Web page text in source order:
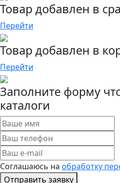
Товар добавлен в
Перейти
Товар добавлен в
Перейти
Заполните форму
каталоги
Соглашаюсь на обработку
Отправить заявку